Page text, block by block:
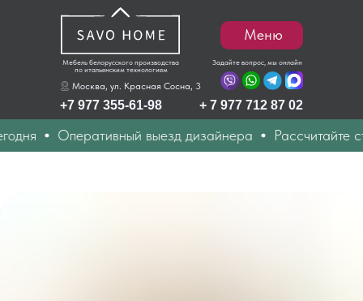
Мебель белорусского производства
по итальянским технологиям
+7 977 355-61-98
Задайте вопрос, мы онлайн
Москва, ул. Красная Сосна, 3
+ 7 977 712 87 02
Меню
Оперативный выезд дизайнера Рассчитайте